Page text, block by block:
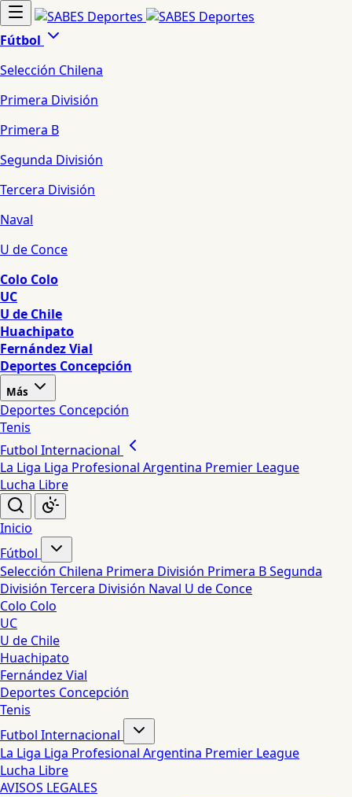
Fútbol
Selección Chilena
Primera División
Primera B
Segunda División
Tercera División
Naval
U de Conce
Colo Colo
UC
U de Chile
Huachipato
Fernández Vial
Deportes Concepción
Más
Deportes Concepción
Tenis
Futbol Internacional
La Liga Liga Profesional Argentina Premier League
Lucha Libre
Inicio
Fútbol
Selección Chilena Primera División Primera BSegunda
División Tercera División Naval U de Conce
Colo Colo
UC
U de Chile
Huachipato
Fernández Vial
Deportes Concepción
Tenis
Futbol Internacional
La Liga Liga Profesional Argentina Premier League
Lucha Libre
AVISOS LEGALES